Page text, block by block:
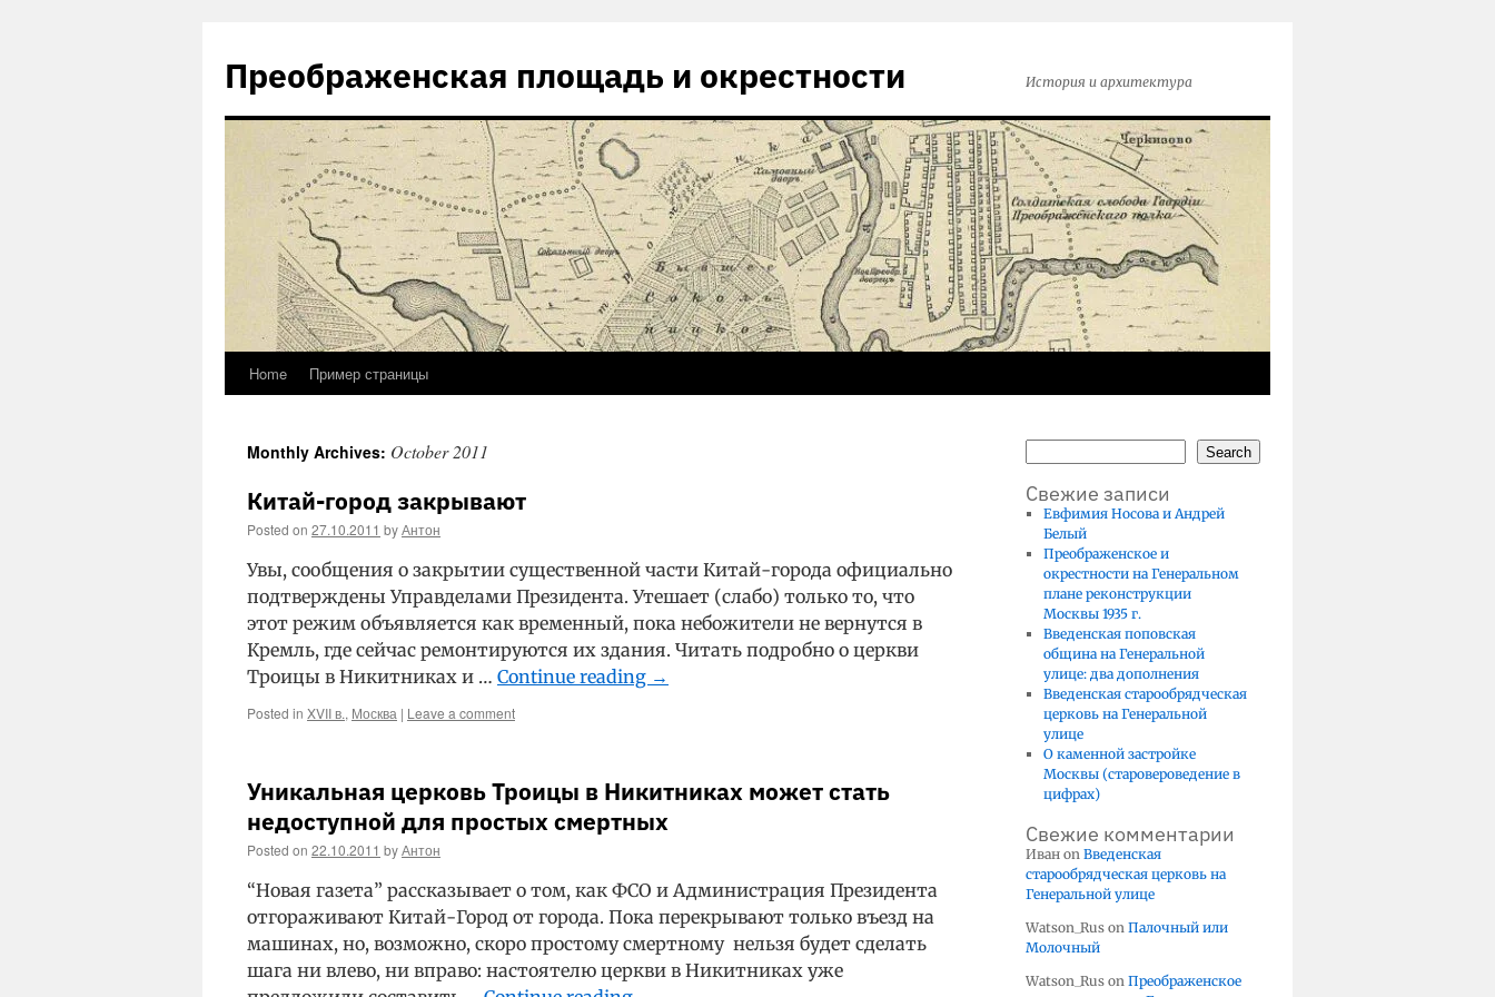
content
Преображенская площадь и окрестности История и архитектура
Home Пример страницы
Monthly Archives: October 2011
Китай-город закрывают
Posted on 27.10.2011 byАнтон
Увы, сообщения о закрытии существенной части Китай-города официально
подтверждены Управделами Президента. Утешает (слабо) только то, что
этот режим объявляется как временный, пока небожители не вернутся в
Кремль, где сейчас ремонтируются их здания. Читать подробно о церкви
Троицы в Никитниках и … Continue reading →
Posted in XVII в., Москва | Leave a comment
Уникальная церковь Троицы в Никитниках может стать
недоступной для простых смертных
Posted on 22.10.2011 byАнтон
“Новая газета” рассказывает о том, как ФСО и Администрация Президента
отгораживают Китай-Город от города. Пока перекрывают только въезд на
машинах, но, возможно, скоро простому смертному нельзя будет сделать
шага ни влево, ни вправо: настоятелю церкви в Никитниках уже
Search
Свежие записи
Евфимия Носова и Андрей
Белый
Преображенское и
окрестности на Генеральном
плане реконструкции
Москвы 1935 г.
Введенская поповская
община на Генеральной
улице: два дополнения
Введенская старообрядческая
церковь на Генеральной
улице
О каменной застройке
Москвы (старовероведение в
цифрах)
Свежие комментарии
Иван on Введенская
старообрядческая церковь на
Генеральной улице
Watson_Rus on Палочный или
Молочный
Watson_Rus on Преображенское